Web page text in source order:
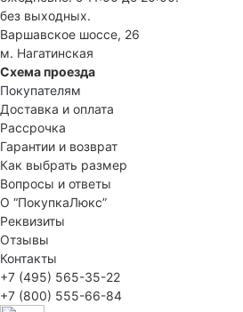
без выходных.
Варшавское шоссе, 26
м. Нагатинская
Схема проезда
Покупателям
Доставка и оплата
Рассрочка
Гарантии и возврат
Как выбрать размер
Вопросы и ответы
О “ПокупкаЛюкс”
Реквизиты
Отзывы
Контакты
+7 (495) 565-35-22
+7 (800) 555-66-84